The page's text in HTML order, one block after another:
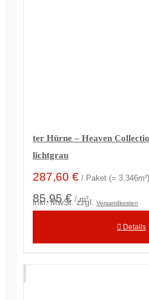
ter Hürne – Heaven
lichtgrau
287,60 € / Paket (= 3.346m²)
85,95 € / m²
inkl. MwSt. zzgl. Versandkosten
Details